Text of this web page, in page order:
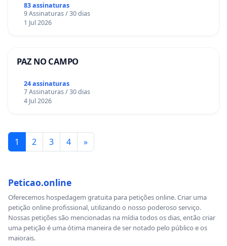
83 assinaturas
9 Assinaturas / 30 dias
1 Jul 2026
PAZ NO CAMPO
24 assinaturas
7 Assinaturas / 30 dias
4 Jul 2026
1 2 3 4 »
Peticao.online
Oferecemos hospedagem gratuita para petições online. Criar uma
petição online profissional, utilizando o nosso poderoso serviço.
Nossas petições são mencionadas na mídia todos os dias, então criar
uma petição é uma ótima maneira de ser notado pelo público e os
maiorais.